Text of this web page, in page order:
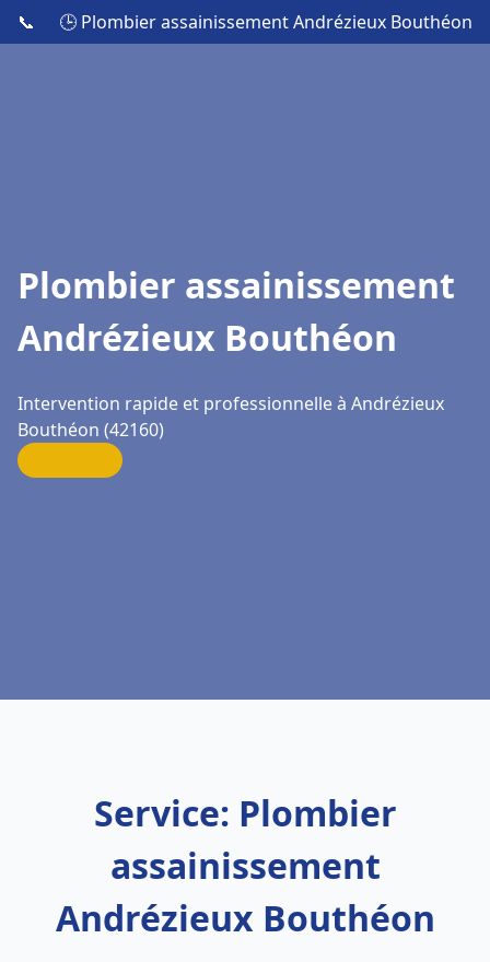
📞 🕒 Plombier assainissement Andrézieux Bouthéon
Plombier assainissement
Andrézieux Bouthéon
Intervention rapide et professionnelle à Andrézieux
Bouthéon (42160)
Service: Plombier
assainissement
Andrézieux Bouthéon